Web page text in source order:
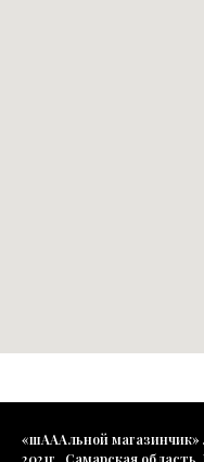
«шАААльной